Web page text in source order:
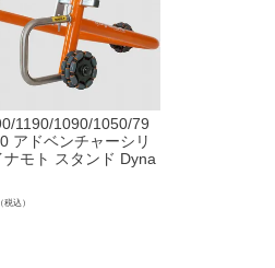
1190/1090/1050/79
アドベンチャーシリ
ナモト スタンド Dyna
（税込）